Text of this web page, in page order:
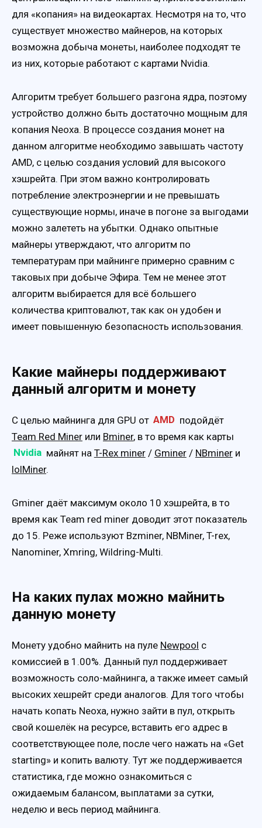
для «копания» на видеокартах. Несмотря на то, что
существует множество майнеров, на которых
возможна добыча монеты, наиболее подходят те
из них, которые работают с картами Nvidia.
Алгоритм требует большего разгона ядра, поэтому
устройство должно быть достаточно мощным для
копания Neoxa. В процессе создания монет на
данном алгоритме необходимо завышать частоту
AMD, с целью создания условий для высокого
хэшрейта. При этом важно контролировать
потребление электроэнергии и не превышать
существующие нормы, иначе в погоне за выгодами
можно залететь на убытки. Однако опытные
майнеры утверждают, что алгоритм по
температурам при майнинге примерно сравним с
таковых при добыче Эфира. Тем не менее этот
алгоритм выбирается для всё большего
количества криптовалют, так как он удобен и
имеет повышенную безопасность использования.
Какие майнеры поддерживают
данный алгоритм и монету
С целью майнинга для GPU от AMD подойдёт
Team Red Miner или Bminer, в то время как карты
Nvidia майнят на T-Rex miner/ Gminer/ NBminerи
lolMiner.
Gminer даёт максимум около 10 хэшрейта, в то
время как Team red miner доводит этот показатель
до 15. Реже используют Bzminer, NBMiner, T-rex,
Nanominer, Xmring, Wildring-Multi.
На каких пулах можно майнить
данную монету
Монету удобно майнить на пуле Newpool с
комиссией в 1.00%. Данный пул поддерживает
возможность соло-майнинга, а также имеет самый
высоких хешрейт среди аналогов. Для того чтобы
начать копать Nеоха, нужно зайти в пул, открыть
свой кошелёк на ресурсе, вставить его адрес в
соответствующее поле, после чего нажать на «Get
starting» и копить валюту. Тут же поддерживается
статистика, где можно ознакомиться с
ожидаемым балансом, выплатами за сутки,
неделю и весь период майнинга.